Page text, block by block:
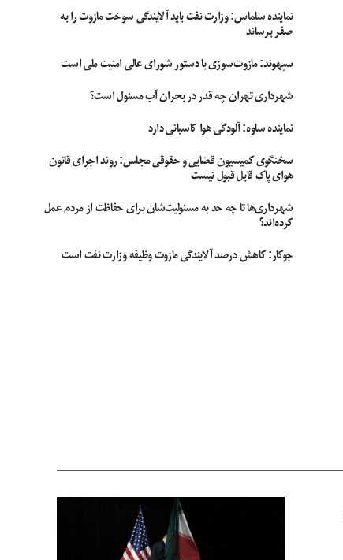
نماینده سلماس: وزارت نفت باید آلایندگی سوخت مازوت را به
صفر برساند
سپهوند:‌ مازوت‌سوزی با دستور شورای عالی امنیت ملی است
شهرداری تهران چه قدر در بحران آب مسئول است؟
نماینده ساوه: آلودگی هوا کاسبانی دارد
سخنگوی کمیسیون قضایی و حقوقی مجلس: روند اجرای قانون
هوای پاک قابل قبول نیست
شهرداری‌ها تا چه حد به مسئولیت‌شان برای حفاظت از مردم عمل
کرده‌اند؟
جوکار: کاهش درصد آلایندگی مازوت وظیفه وزارت نفت است